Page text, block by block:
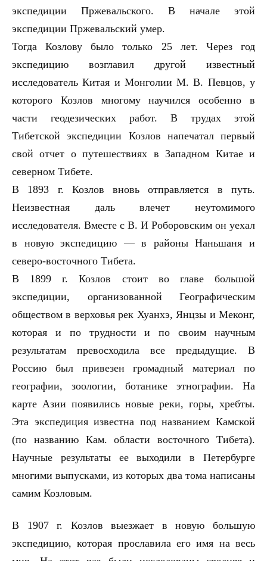
экспедиции Пржевальского. В начале этой
экспедиции Пржевальский умер.
Тогда Козлову было только 25 лет. Через год
экспедицию возглавил другой известный
исследователь Китая и Монголии М. В. Певцов, у
которого Козлов многому научился особенно в
части геодезических работ. В трудах этой
Тибетской экспедиции Козлов напечатал первый
свой отчет о путешествиях в Западном Китае и
северном Тибете.
В 1893 г. Козлов вновь отправляется в путь.
Неизвестная даль влечет неутомимого
исследователя. Вместе с В. И Роборовским он уехал
в новую экспедицию — в районы Наньшаня и
северо-восточного Тибета.
В 1899 г. Козлов стоит во главе большой
экспедиции, организованной Географическим
обществом в верховья рек Хуанхэ, Янцзы и Меконг,
которая и по трудности и по своим научным
результатам превосходила все предыдущие. В
Россию был привезен громадный материал по
географии, зоологии, ботанике этнографии. На
карте Азии появились новые реки, горы, хребты.
Эта экспедиция известна под названием Камской
(по названию Кам. области восточного Тибета).
Научные результаты ее выходили в Петербурге
многими выпусками, из которых два тома написаны
самим Козловым.
В 1907 г. Козлов выезжает в новую большую
экспедицию, которая прославила его имя на весь